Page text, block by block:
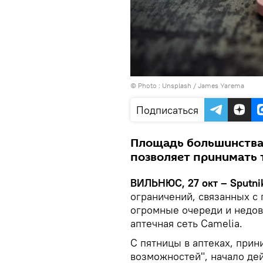
© Photo : Unsplash / James Yarema
Подписаться
Площадь
позволяет принимать
ВИЛЬНЮС, 27 окт –
ограничений, связанных
огромные очереди и
аптечная сеть Camelia.
С пятницы в аптеках,
возможностей", начало